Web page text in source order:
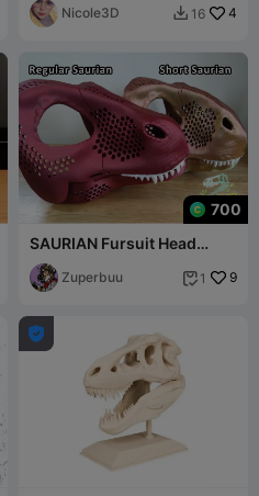
Nicole3D  16 4
700
SAURIAN Fursuit Head
Frame
Zuperbuu  1 9
